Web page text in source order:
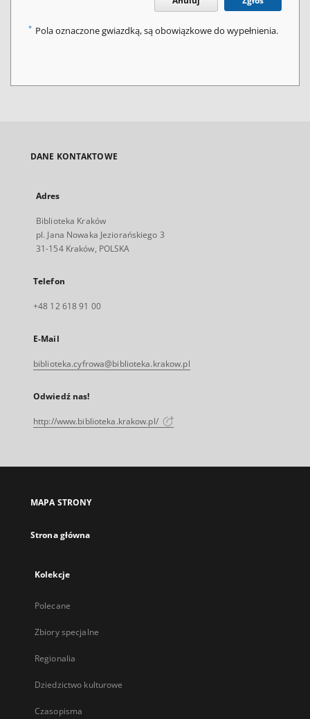
* Pola oznaczone gwiazdką, są obowiązkowe do wypełnienia.
DANE KONTAKTOWE
Adres
Biblioteka Kraków
pl. Jana Nowaka Jeziorańskiego 3
31-154 Kraków, POLSKA
Telefon
+48 12 618 91 00
E-Mail
biblioteka.cyfrowa@biblioteka.krakow.pl
Odwiedź nas!
http://www.biblioteka.krakow.pl/
MAPA STRONY
Strona główna
Kolekcje
Polecane
Zbiory specjalne
Regionalia
Dziedzictwo kulturowe
Czasopisma